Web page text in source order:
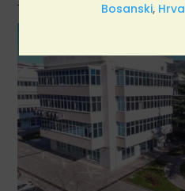
Bosanski,